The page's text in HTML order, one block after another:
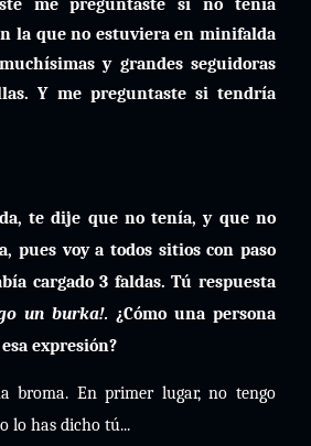
me preguntaste si no tenía
la que no estuviera en minifalda
y grandes seguidoras
Y me preguntaste si tendría
te dije que no tenía, y que no
pues voy a todos sitios con paso
cargado 3 faldas. Tú respuesta
un burka!. ¿Cómo una persona
expresión?
broma. En primer lugar, no tengo
lo has dicho tú...